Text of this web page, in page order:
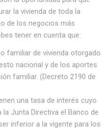
la vivienda de toda la
de los negocios más
tener en cuenta que:
familiar de vivienda otorgado
nacional y de los aportes
familiar. (Decreto 2190 de
una tasa de interés cuyo
Junta Directiva el Banco de
inferior a la vigente para los